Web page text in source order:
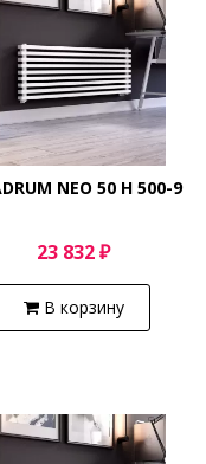
NEO 50 H 500-9
23 832 ₽
В корзину